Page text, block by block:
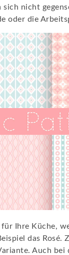
nicht
oder die
Ihre Küche,
das
Auch